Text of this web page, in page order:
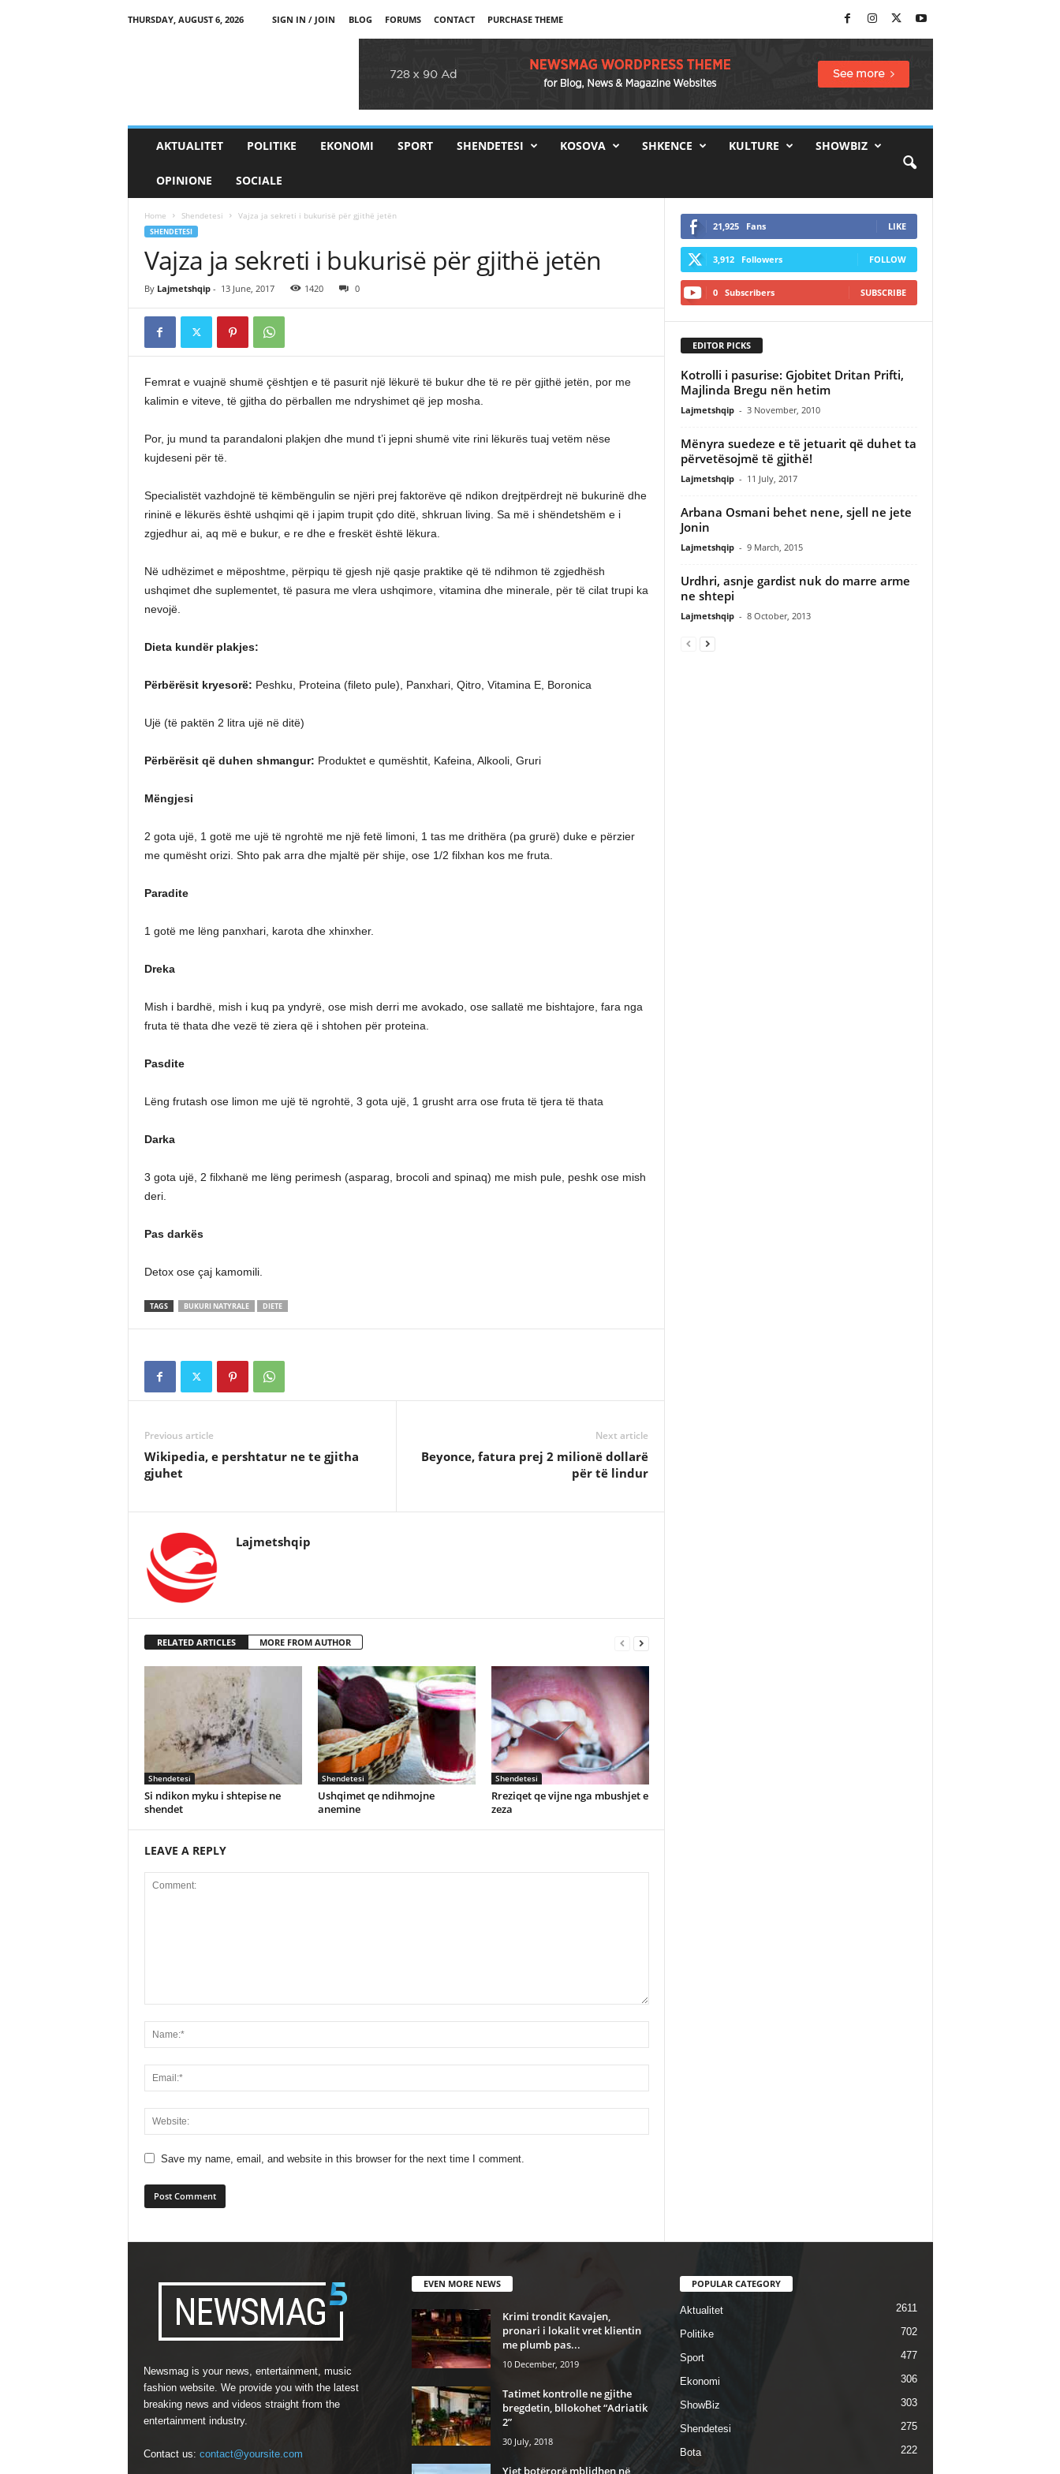
THURSDAY, AUGUST 6, 2026 SIGN IN / JOIN BLOG FORUMS CONTACT PURCHASE THEME
AKTUALITET POLITIKE EKONOMI SPORT SHENDETESI KOSOVA SHKENCE KULTURE SHOWBIZ
OPINIONE SOCIALE
Home Shendetesi Vajza ja sekreti i bukurisë për gjithë jetën
SHENDETESI
Vajza ja sekreti i bukurisë për gjithë jetën
By Lajmetshqip- 13 June, 2017 1420 0
Femrat e vuajnë shumë çështjen e të pasurit një lëkurë të bukur dhe të re për gjithë jetën, por me
kalimin e viteve, të gjitha do përballen me ndryshimet që jep mosha.
Por, ju mund ta parandaloni plakjen dhe mund t’i jepni shumë vite rini lëkurës tuaj vetëm nëse
kujdeseni për të.
Specialistët vazhdojnë të këmbëngulin se njëri prej faktorëve që ndikon drejtpërdrejt në bukurinë dhe
rininë e lëkurës është ushqimi që i japim trupit çdo ditë, shkruan living. Sa më i shëndetshëm e i
zgjedhur ai, aq më e bukur, e re dhe e freskët është lëkura.
Në udhëzimet e mëposhtme, përpiqu të gjesh një qasje praktike që të ndihmon të zgjedhësh
ushqimet dhe suplementet, të pasura me vlera ushqimore, vitamina dhe minerale, për të cilat trupi ka
nevojë.
Dieta kundër plakjes:
Përbërësit kryesorë: Peshku, Proteina (fileto pule), Panxhari, Qitro, Vitamina E, Boronica
Ujë (të paktën 2 litra ujë në ditë)
Përbërësit që duhen shmangur: Produktet e qumështit, Kafeina, Alkooli, Gruri
Mëngjesi
2 gota ujë, 1 gotë me ujë të ngrohtë me një fetë limoni, 1 tas me drithëra (pa grurë) duke e përzier
me qumësht orizi. Shto pak arra dhe mjaltë për shije, ose 1/2 filxhan kos me fruta.
Paradite
1 gotë me lëng panxhari, karota dhe xhinxher.
Dreka
Mish i bardhë, mish i kuq pa yndyrë, ose mish derri me avokado, ose sallatë me bishtajore, fara nga
fruta të thata dhe vezë të ziera që i shtohen për proteina.
Pasdite
Lëng frutash ose limon me ujë të ngrohtë, 3 gota ujë, 1 grusht arra ose fruta të tjera të thata
Darka
3 gota ujë, 2 filxhanë me lëng perimesh (asparag, brocoli and spinaq) me mish pule, peshk ose mish
deri.
Pas darkës
Detox ose çaj kamomili.
TAGS BUKURI NATYRALE DIETE
Previous article
Wikipedia, e pershtatur ne te gjitha
gjuhet
Next article
Beyonce, fatura prej 2 milionë dollarë
për të lindur
Lajmetshqip
RELATED ARTICLES MORE FROM AUTHOR
Shendetesi
Si ndikon myku i shtepise ne
shendet
Shendetesi
Ushqimet qe ndihmojne
anemine
Shendetesi
Rreziqet qe vijne nga mbushjet e
zeza
LEAVE A REPLY
Save my name, email, and website in this browser for the next time I comment.
21,925 Fans LIKE
3,912 Followers FOLLOW
0 Subscribers SUBSCRIBE
EDITOR PICKS
Kotrolli i pasurise: Gjobitet Dritan Prifti,
Majlinda Bregu nën hetim
Lajmetshqip - 3 November, 2010
Mënyra suedeze e të jetuarit që duhet ta
përvetësojmë të gjithë!
Lajmetshqip - 11 July, 2017
Arbana Osmani behet nene, sjell ne jete
Jonin
Lajmetshqip - 9 March, 2015
Urdhri, asnje gardist nuk do marre arme
ne shtepi
Lajmetshqip - 8 October, 2013
Newsmag is your news, entertainment, music
fashion website. We provide you with the latest
breaking news and videos straight from the
entertainment industry.
Contact us: contact@yoursite.com
EVEN MORE NEWS
Krimi trondit Kavajen,
pronari i lokalit vret klientin
me plumb pas...
10 December, 2019
Tatimet kontrolle ne gjithe
bregdetin, bllokohet “Adriatik
2”
30 July, 2018
Yjet botërorë mblidhen në
POPULAR CATEGORY
Aktualitet 2611
Politike 702
Sport 477
Ekonomi 306
ShowBiz 303
Shendetesi 275
Bota 222